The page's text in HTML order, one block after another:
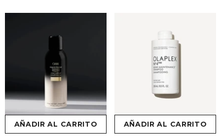
AÑADIR AL CARRITO AÑADIR AL CARRITO